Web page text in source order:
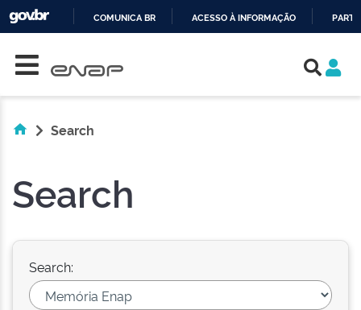
COMUNICA BR ACESSO À INFORMAÇÃO
Search
Search
Search: